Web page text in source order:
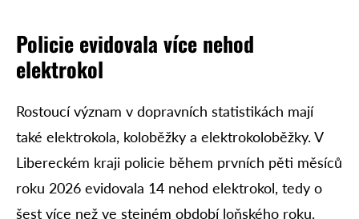
Policie evidovala více nehod
elektrokol
Rostoucí význam v dopravních statistikách mají
také elektrokola, koloběžky a elektrokoloběžky. V
Libereckém kraji policie během prvních pěti měsíců
roku 2026 evidovala 14 nehod elektrokol, tedy o
šest více než ve stejném období loňského roku.